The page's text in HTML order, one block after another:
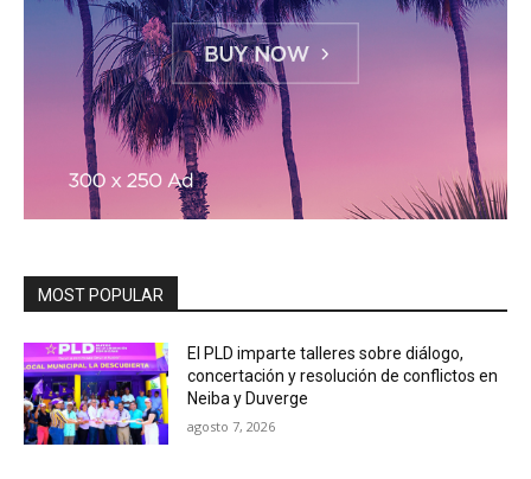
MOST POPULAR
El PLD imparte talleres sobre diálogo,
concertación y resolución de conflictos en
Neiba y Duverge
agosto 7, 2026